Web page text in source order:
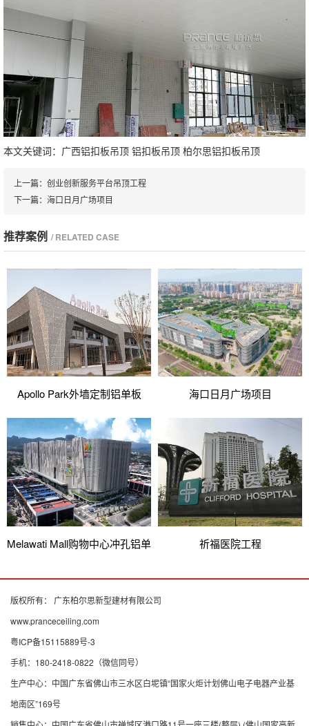
本文关键词： 广西铝扣板吊顶 铝扣板吊顶 柏尔思铝扣板吊顶
上一篇： 创业创新服务平台吊顶工程
下一篇： 海口日月广场项目
推荐案例 / RELATED CASE
Apollo Park外墙定制铝单板 海口日月广场项目
Melawati Mall购物中心冲孔铝单
祈福医院工程
版权所有： 广东柏尔思新型建材有限公司
www.pranceceiling.com
粤ICP备15115889号-3
手机：180-2418-0822（微信同号）
生产中心：中国广东省佛山市三水区白坭镇“国家火炬计划佛山电子电器产业基
地南区”169号